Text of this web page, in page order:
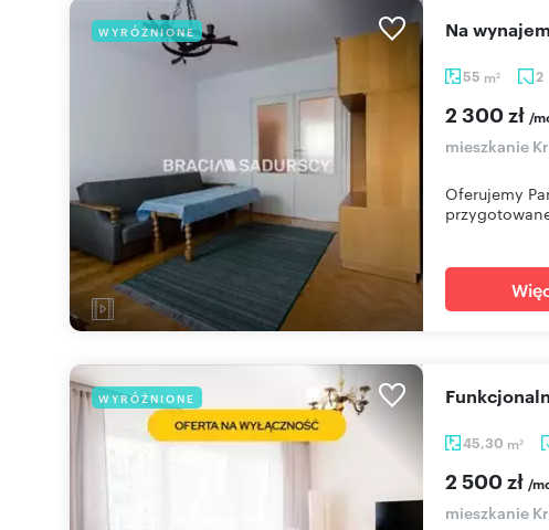
WYRÓŻNIONE
55 m2 2
Na
2 300 zł /
mieszkanie
Oferujemy
WYRÓŻNIONE
45,30 m2
2 500 zł /
mieszkanie